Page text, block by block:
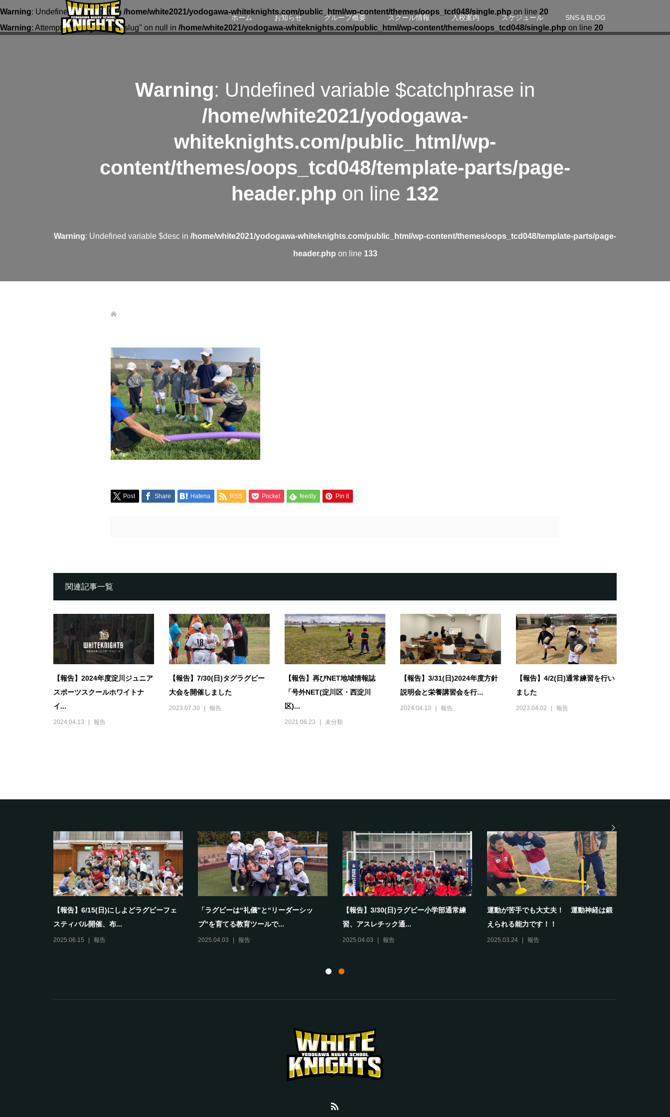
ホーム お知らせ グループ概要 スクール情報 入校案内 スケジュール SNS＆BLOG
Warning: Undefined array key 0 in /home/white2021/yodogawa-whiteknights.com/public_html/wp-content/themes/oops_tcd048/single.php on line 20
Warning: Attempt to read property "slug" on null in /home/white2021/yodogawa-whiteknights.com/public_html/wp-content/themes/oops_tcd048/single.php on line 20
Warning: Undefined variable $catchphrase in
/home/white2021/yodogawa-
whiteknights.com/public_html/wp-
content/themes/oops_tcd048/template-parts/page-
header.php on line 132
Warning: Undefined variable $desc in /home/white2021/yodogawa-whiteknights.com/public_html/wp-content/themes/oops_tcd048/template-parts/page-
header.php on line 133
Post Share Hatena RSS Pocket feedly Pin it
関連記事一覧
【報告】2024年度淀川ジュニア
スポーツスクールホワイトナ
イ...
2024.04.13 報告
【報告】7/30(日)タグラグビー
大会を開催しました
2023.07.30 報告
【報告】再びNET地域情報誌
「号外NET(淀川区・西淀川
区)...
2021.06.23 未分類
【報告】3/31(日)2024年度方針
説明会と栄養講習会を行...
2024.04.13 報告
【報告】4/2(日)通常練習を行い
ました
2023.04.02 報告
【報告】6/15(日)にしよどラグビーフェ
スティバル開催、布...
2025.06.15 報告
「ラグビーは“礼儀”と“リーダーシッ
プ”を育てる教育ツールで...
2025.04.03 報告
【報告】3/30(日)ラグビー小学部通常練
習、アスレチック通...
2025.04.03 報告
運動が苦手でも大丈夫！ 運動神経は鍛
えられる能力です！！
2025.03.24 報告